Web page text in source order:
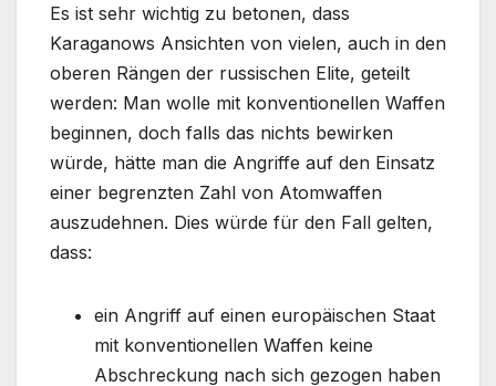
Es ist sehr wichtig zu betonen, dass
Karaganows Ansichten von vielen, auch in den
oberen Rängen der russischen Elite, geteilt
werden: Man wolle mit konventionellen Waffen
beginnen, doch falls das nichts bewirken
würde, hätte man die Angriffe auf den Einsatz
einer begrenzten Zahl von Atomwaffen
auszudehnen. Dies würde für den Fall gelten,
dass:
ein Angriff auf einen europäischen Staat
mit konventionellen Waffen keine
Abschreckung nach sich gezogen haben